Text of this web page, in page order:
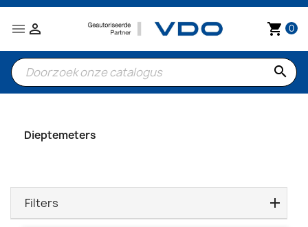
 shopping_cart 0

search
Dieptemeters
Filters